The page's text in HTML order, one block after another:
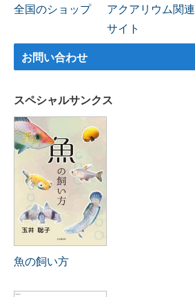
全国のショップ
アクアリウム関連
サイト
お問い合わせ
スペシャルサンクス
魚の飼い方